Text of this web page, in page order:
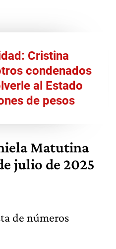
Cristina
condenados
al Estado
de pesos
Matutina
julio de 2025
de números